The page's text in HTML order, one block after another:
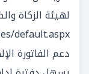
لهيئة الزكاة
default.aspx
دعم الفاتورة